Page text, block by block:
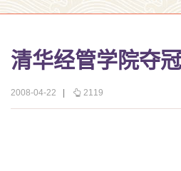
清华经管学院夺
2008-04-22 2119